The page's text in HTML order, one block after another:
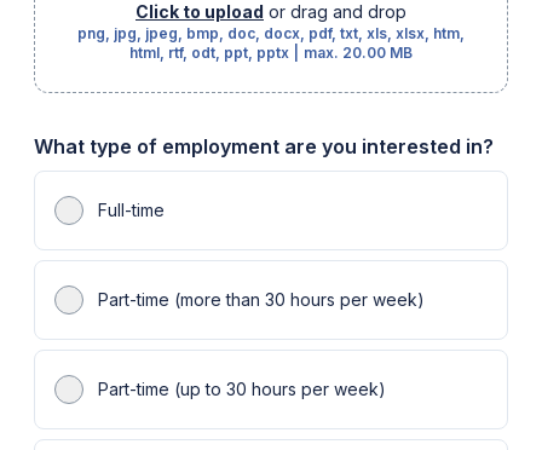
Click to upload or drag and drop
png, jpg, jpeg, bmp, doc, docx, pdf, txt, xls, xlsx, htm,
html, rtf, odt, ppt, pptx
max. 20.00 MB
What type of employment are you interested in?
Full-time
Part-time (more than 30 hours per week)
Part-time (up to 30 hours per week)